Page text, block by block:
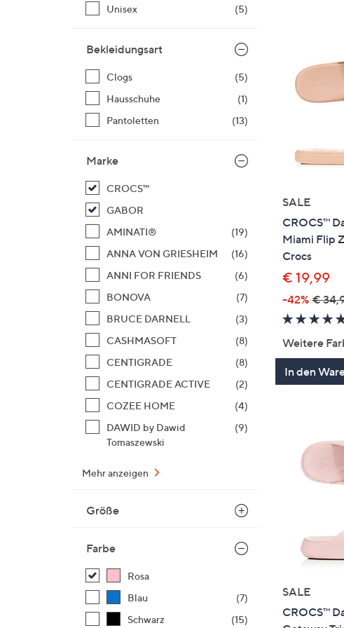
Geräten
nach
bzw.
Unisex
(5)
Bekleidungsart
Clogs
(5)
Hausschuhe
(1)
Pantoletten
(13)
Marke
CROCS™
GABOR
AMINATI®
(19)
ANNA VON GRIESHEIM
(16)
ANNI FOR FRIENDS
(6)
BONOVA
(7)
BRUCE DARNELL
(3)
CASHMASOFT
(8)
CENTIGRADE
(8)
CENTIGRADE ACTIVE
(2)
COZEE HOME
(4)
DAWID by Dawid
Tomaszewski
(9)
Mehr anzeigen
Größe
Farbe
Rosa
Blau
(7)
Schwarz
(15)
SALE
CROCS™
Miami Flip
Crocs
€ 19,99
-42% €
Weitere
In den
SALE
CROCS™